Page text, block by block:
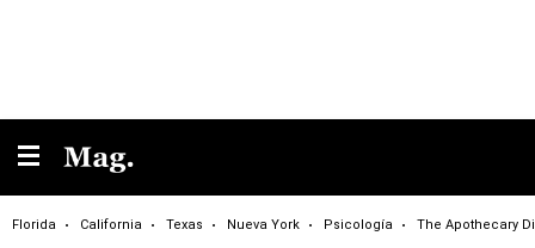
Florida California Texas Nueva York Psicología The Apothecary